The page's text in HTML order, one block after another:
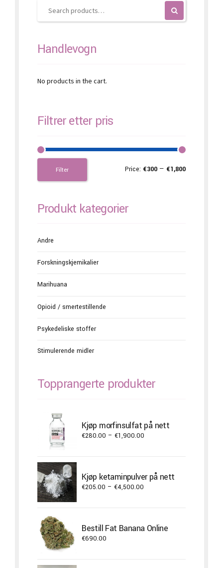
product
Handlevogn
No products in the cart.
Filtrer etter pris
Filter Price: €300 — €1,800
Produkt kategorier
Andre
Forskningskjemikalier
Marihuana
Opioid / smertestillende
Psykedeliske stoffer
Stimulerende midler
Topprangerte produkter
Kjøp morfinsulfat på nett
€280.00 – €1,900.00
€1,900.00
Kjøp ketaminpulver på nett
€205.00 – €4,500.00
€4,500.00
Bestill Fat Banana Online
€690.00